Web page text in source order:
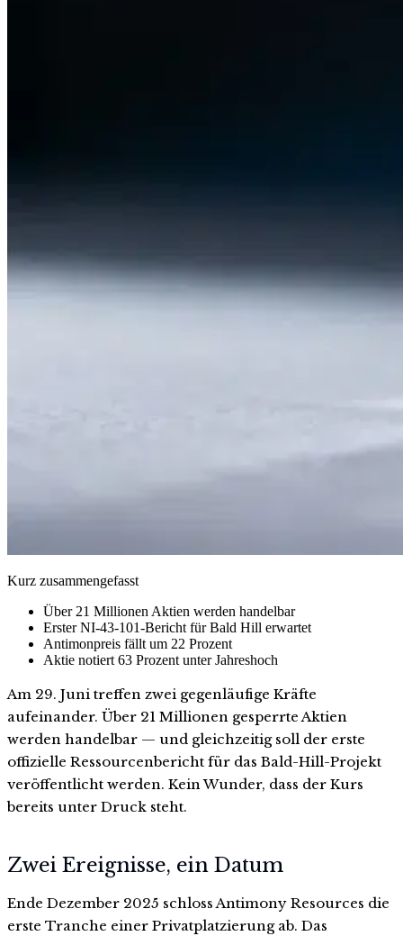
Kurz zusammengefasst
Über 21 Millionen Aktien werden handelbar
Erster NI-43-101-Bericht für Bald Hill erwartet
Antimonpreis fällt um 22 Prozent
Aktie notiert 63 Prozent unter Jahreshoch
Am 29. Juni treffen zwei gegenläufige Kräfte
aufeinander. Über 21 Millionen gesperrte Aktien
werden handelbar — und gleichzeitig soll der erste
offizielle Ressourcenbericht für das Bald-Hill-Projekt
veröffentlicht werden. Kein Wunder, dass der Kurs
bereits unter Druck steht.
Zwei Ereignisse, ein Datum
Ende Dezember 2025 schloss Antimony Resources die
erste Tranche einer Privatplatzierung ab. Das